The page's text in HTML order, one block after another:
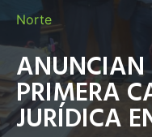
Norte
ANUNCIAN
PRIMERA
JURÍDICA